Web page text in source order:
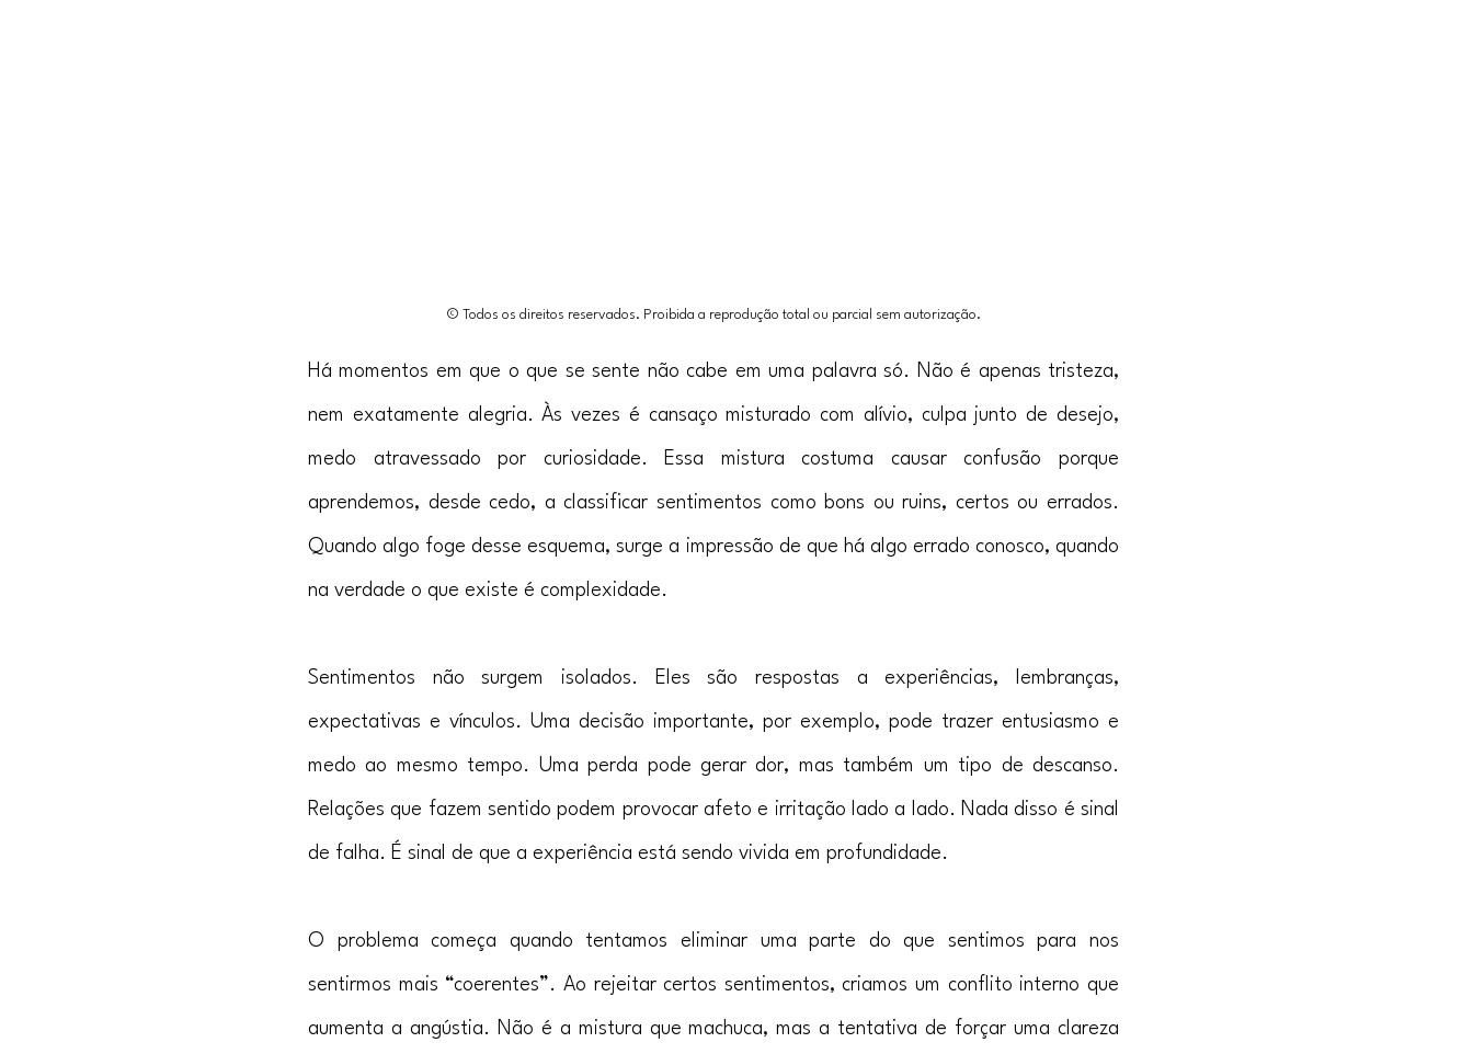
© Todos os direitos reservados. Proibida a reprodução total ou parcial sem autorização.
Há momentos em que o que se sente não cabe em uma palavra só. Não é apenas tristeza,
nem exatamente alegria. Às vezes é cansaço misturado com alívio, culpa junto de desejo,
medo atravessado por curiosidade. Essa mistura costuma causar confusão porque
aprendemos, desde cedo, a classificar sentimentos como bons ou ruins, certos ou errados.
Quando algo foge desse esquema, surge a impressão de que há algo errado conosco, quando
na verdade o que existe é complexidade.
Sentimentos não surgem isolados. Eles são respostas a experiências, lembranças,
expectativas e vínculos. Uma decisão importante, por exemplo, pode trazer entusiasmo e
medo ao mesmo tempo. Uma perda pode gerar dor, mas também um tipo de descanso.
Relações que fazem sentido podem provocar afeto e irritação lado a lado. Nada disso é sinal
de falha. É sinal de que a experiência está sendo vivida em profundidade.
O problema começa quando tentamos eliminar uma parte do que sentimos para nos
sentirmos mais “coerentes”. Ao rejeitar certos sentimentos, criamos um conflito interno que
aumenta a angústia. Não é a mistura que machuca, mas a tentativa de forçar uma clareza